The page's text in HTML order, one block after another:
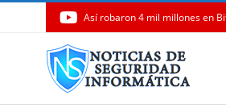
Así robaron 4 mil millones en